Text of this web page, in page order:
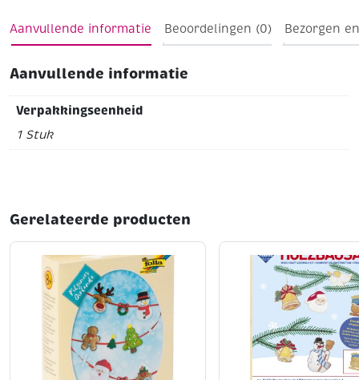
Aanvullende informatie Beoordelingen (0) Bezorgen
Aanvullende informatie
Verpakkingseenheid
1 Stuk
Gerelateerde producten